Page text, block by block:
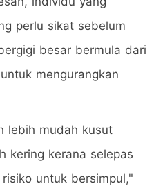
perlu sikat sebelum
besar bermula dari
mengurangkan
lebih mudah kusut
kering kerana selepas
untuk bersimpul,"